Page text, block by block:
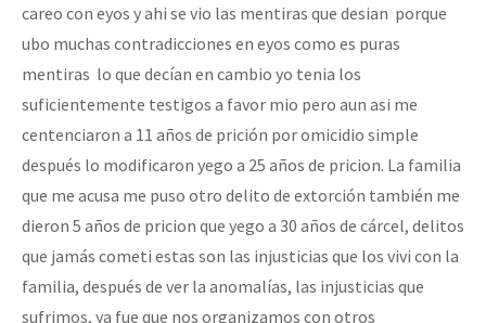
careo con eyos y ahi se vio las mentiras que desian porque
ubo muchas contradicciones en eyos como es puras
mentiras lo que decían en cambio yo tenia los
suficientemente testigos a favor mio pero aun asi me
centenciaron a 11 años de prición por omicidio simple
después lo modificaron yego a 25 años de pricion. La familia
que me acusa me puso otro delito de extorción también me
dieron 5 años de pricion que yego a 30 años de cárcel, delitos
que jamás cometi estas son las injusticias que los vivi con la
familia, después de ver la anomalías, las injusticias que
sufrimos, ya fue que nos organizamos con otros